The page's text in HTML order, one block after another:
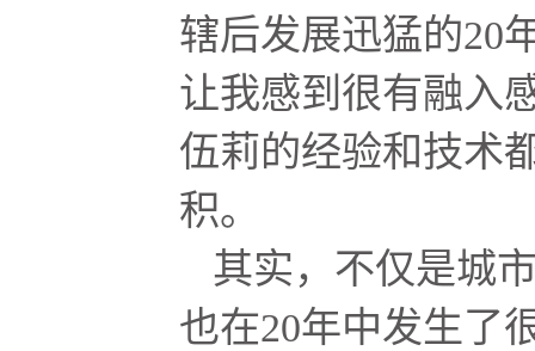
辖后发展迅猛的20
让我感到很有融入
伍莉的经验和技术
积。
其实，不仅是城
也在20年中发生了